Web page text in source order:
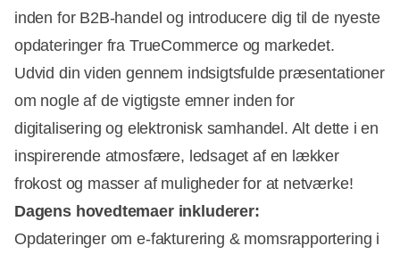
inden for B2B-handel og introducere dig til de nyeste
opdateringer fra TrueCommerce og markedet.
Udvid din viden gennem indsigtsfulde præsentationer
om nogle af de vigtigste emner inden for
digitalisering og elektronisk samhandel. Alt dette i en
inspirerende atmosfære, ledsaget af en lækker
frokost og masser af muligheder for at netværke!
Dagens hovedtemaer inkluderer:
Opdateringer om e-fakturering & momsrapportering i